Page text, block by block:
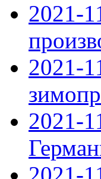
2021-
2021-
2021-